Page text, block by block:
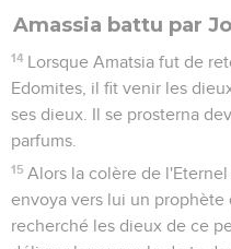
Amassia battu par
14 Lorsque Amatsia fut de
Edomites, il fit venir les
ses dieux. Il se prosterna
parfums.
15 Alors la colère de
envoya vers lui un prophète
recherché les dieux de ce